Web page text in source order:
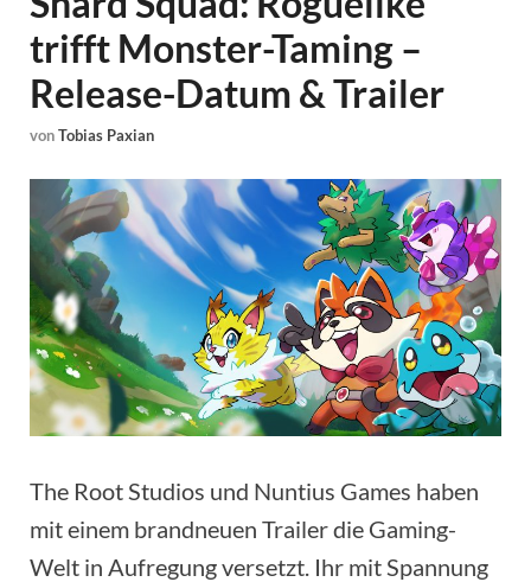
trifft Monster-Taming –
Release-Datum & Trailer
vonTobias Paxian
The Root Studios und Nuntius Games haben
mit einem brandneuen Trailer die Gaming-
Welt in Aufregung versetzt. Ihr mit Spannung